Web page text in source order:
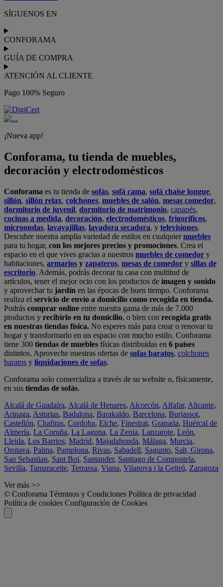
SÍGUENOS EN
CONFORAMA
GUÍA DE COMPRA
ATENCIÓN AL CLIENTE
Pago 100% Seguro
¡Nueva app!
Conforama, tu tienda de muebles,
decoración y electrodomésticos
Conforama es tu tienda de sofás, sofá cama, sofá chaise longue,
sillón, sillón relax, colchones, muebles de salón, mesas comedor,
dormitorio de juvenil, dormitorio de matrimonio, canapés,
cocinas a medida, decoración, electrodomésticos, frigoríficos,
microondas, lavavajillas, lavadora secadora, y televisiones.
Descubre nuestra amplia variedad de estilos en cualquiermuebles
para tu hogar, con los mejores precios y promociones. Crea el
espacio en el que vives gracias a nuestros muebles de comedor y
habitaciones, armarios y zapateros, mesas de comedor y sillas de
escritorio. Además, podrás decorar tu casa con multitud de
artículos, tener el mejor ocio con los productos de imagen y sonido
y aprovechar tu jardín en las épocas de buen tiempo. Conforama
realiza el servicio de envío a domicilio como recogida en tienda.
Podrás comprar online entre nuestra gama de más de 7.000
productos y recibirlo en tu domicilio, o bien con recogida gratis
en nuestras tiendas física. No esperes más para crear o renovar tu
hogar y transformarlo en un espacio con mucho estilo. Conforama
tiene 300 tiendas de muebles físicas distribuidas en 6 países
distintos. Aproveche nuestras ofertas de sofas baratos, colchones
baratos y liquidaciones de sofas.
Conforama solo comercializa a través de su website o, físicamente,
en sus tiendas de sofás.
Alcalá de Guadaíra, Alcalá de Henares, Alcorcón, Alfafar, Alicante,
Arinaga, Asturias, Badalona, Barakaldo, Barcelona, Burjassot,
Castellón, Chafiras, Cordoba, Elche, Finestrat, Granada, Huércal de
Almería, La Coruña, La Laguna, La Zenia, Lanzarote, León,
Lleida, Los Barrios, Madrid, Majadahonda, Málaga, Murcia,
Orotava, Palma, Pamplona, Rivas, Sabadell, Sagunto, Salt, Girona,
San Sebastian, Sant Boi, Santander, Santiago de Compostela,
Sevilla, Tamaraceite, Terrassa, Viana, Vilanova i la Geltrú, Zaragoza
Ver más >>
© Conforama Términos y Condiciones Política de privacidad
Política de cookies Configuración de Cookies